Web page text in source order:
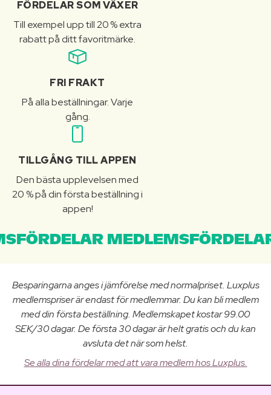
FÖRDELAR SOM VÄXER
Till exempel upp till 20 % extra
rabatt på ditt favoritmärke.
FRI FRAKT
På alla beställningar. Varje
gång.
TILLGÅNG TILL APPEN
Den bästa upplevelsen med
20 % på din första beställning i
appen!
Besparingarna anges i jämförelse med normalpriset. Luxplus
medlemspriser är endast för medlemmar. Du kan bli medlem
med din första beställning. Medlemskapet kostar 99.00
SEK/30 dagar. De första 30 dagar är helt gratis och du kan
avsluta det när som helst.
Se alla dina fördelar med att vara medlem hos Luxplus.